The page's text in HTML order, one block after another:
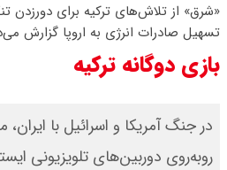
«شرق» از تلاش‌های ترکیه برای دورزدن
تسهیل صادرات انرژی به اروپا گزارش
بازی دوگانه ترکیه
در جنگ آمریکا و اسرائیل با ایران،
روبه‌روی دوربین‌های تلویزیونی